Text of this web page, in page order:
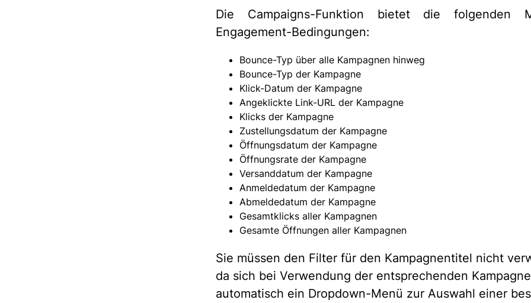
Die Campaigns-Funktion bietet die folgenden
Engagement-Bedingungen:
Bounce-Typ über alle Kampagnen hinweg
Bounce-Typ der Kampagne
Klick-Datum der Kampagne
Angeklickte Link-URL der Kampagne
Klicks der Kampagne
Zustellungsdatum der Kampagne
Öffnungsdatum der Kampagne
Öffnungsrate der Kampagne
Versanddatum der Kampagne
Anmeldedatum der Kampagne
Abmeldedatum der Kampagne
Gesamtklicks aller Kampagnen
Gesamte Öffnungen aller Kampagnen
Sie müssen den Filter für den Kampagnentitel nicht
da sich bei Verwendung der entsprechenden
automatisch ein Dropdown-Menü zur Auswahl einer